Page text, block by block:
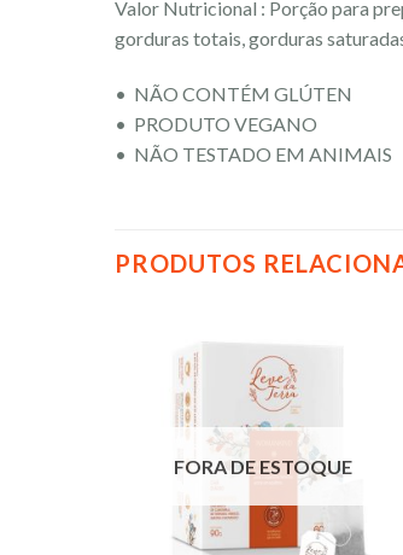
Valor Nutricional : Porção para
gorduras totais, gorduras
• NÃO CONTÉM GLÚTEN
• PRODUTO VEGANO
• NÃO TESTADO EM ANIMAIS
PRODUTOS
FORA DE ESTOQUE